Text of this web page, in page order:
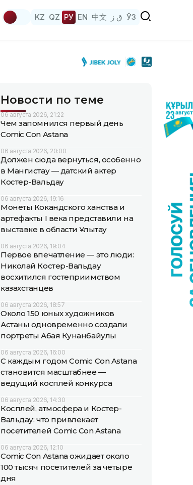
KZ QZ РУ EN 中文 ق ز ЎЗ
Новости по теме
06 августа 2026, 21:22
Чем запомнился первый день
Comic Con Astana
06 августа 2026, 20:00
Должен сюда вернуться, особенно
в Мангистау — датский актер
Костер-Вальдау
06 августа 2026, 19:16
Монеты Кокандского ханства и
артефакты I века представили на
выставке в области Ұлытау
06 августа 2026, 19:04
Первое впечатление — это люди:
Николай Костер-Вальдау
восхитился гостеприимством
казахстанцев
06 августа 2026, 18:57
Около 150 юных художников
Астаны одновременно создали
портреты Абая Кунанбайулы
06 августа 2026, 16:00
С каждым годом Comic Con Astana
становится масштабнее —
ведущий косплей конкурса
06 августа 2026, 14:30
Косплей, атмосфера и Костер-
Вальдау: что привлекает
посетителей Comic Con Astana
06 августа 2026, 12:10
Comic Con Astana ожидает около
100 тысяч посетителей за четыре
дня